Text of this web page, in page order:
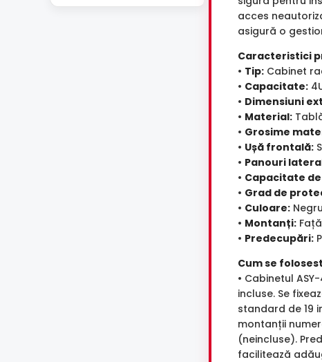
acces
asigură o
Caracteristici
• Tip: Cabinet
• Capacitate:
• Dimensiuni
• Material:
• Grosime
• Ușă frontală:
• Panouri
• Capacitate
• Grad de
• Culoare:
• Montanți:
• Predecupări:
Cum se
• Cabinetul
incluse. Se
standard de 19
montanții
(neincluse).
facilitează